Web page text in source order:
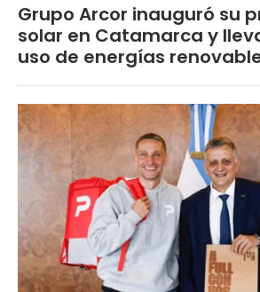
Grupo Arcor inauguró su
solar en Catamarca y
uso de energías